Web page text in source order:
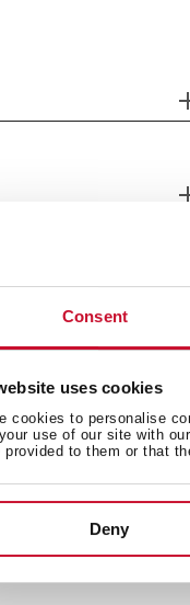
Consent
uses cookies
cookies to personalise
use of our site with
provided to them or that
Deny